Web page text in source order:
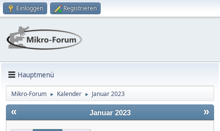
Einloggen Registrieren
Hauptmenü
Mikro-Forum ► Kalender ► Januar 2023
« »
Januar 2023